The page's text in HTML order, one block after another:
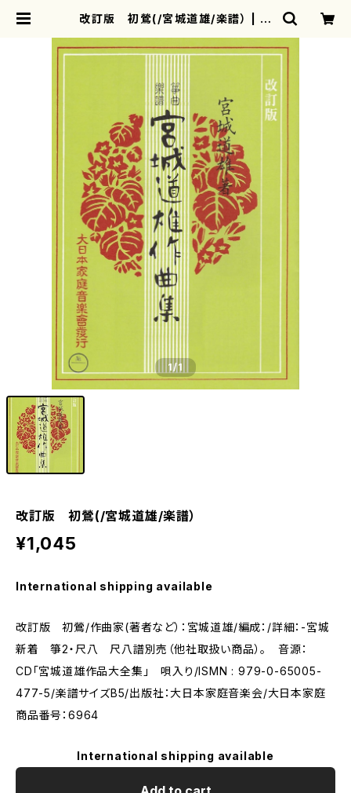
改訂版 初鶯(/宮城道雄/楽譜） | m
1/1
改訂版 初鶯(/宮城道雄/楽譜）
¥1,045
International shipping available
改訂版 初鶯/作曲家(著者など）：宮城道雄/編成：/詳細：-宮城
新着 箏2・尺八 尺八譜別売（他社取扱い商品）。 音源：
CD「宮城道雄作品大全集」 唄入り/ISMN : 979-0-65005-
477-5/楽譜サイズB5/出版社：大日本家庭音楽会/大日本家庭
商品番号：6964
International shipping available